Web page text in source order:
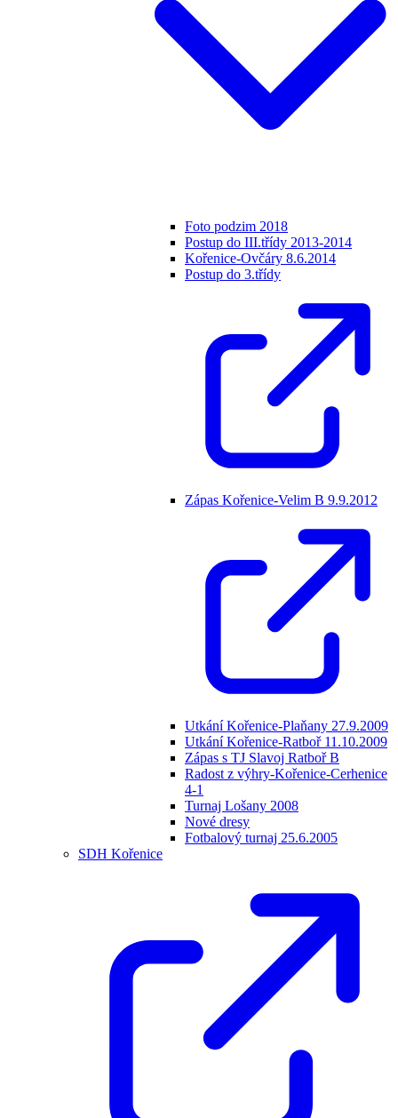
Foto podzim 2018
Postup do III.třídy 2013-2014
Kořenice-Ovčáry 8.6.2014
Postup do 3.třídy
Zápas Kořenice-Velim B 9.9.2012
Utkání Kořenice-Plaňany 27.9.2009
Utkání Kořenice-Ratboř 11.10.2009
Zápas s TJ Slavoj Ratboř B
Radost z výhry-Kořenice-Cerhenice
4-1
Turnaj Lošany 2008
Nové dresy
Fotbalový turnaj 25.6.2005
SDH Kořenice